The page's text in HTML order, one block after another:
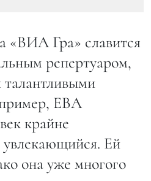
«ВИА Гра» славится
репертуаром,
ЕВА
крайне
увлекающийся. Ей
она уже многого